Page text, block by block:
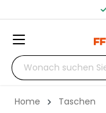
Home Taschen